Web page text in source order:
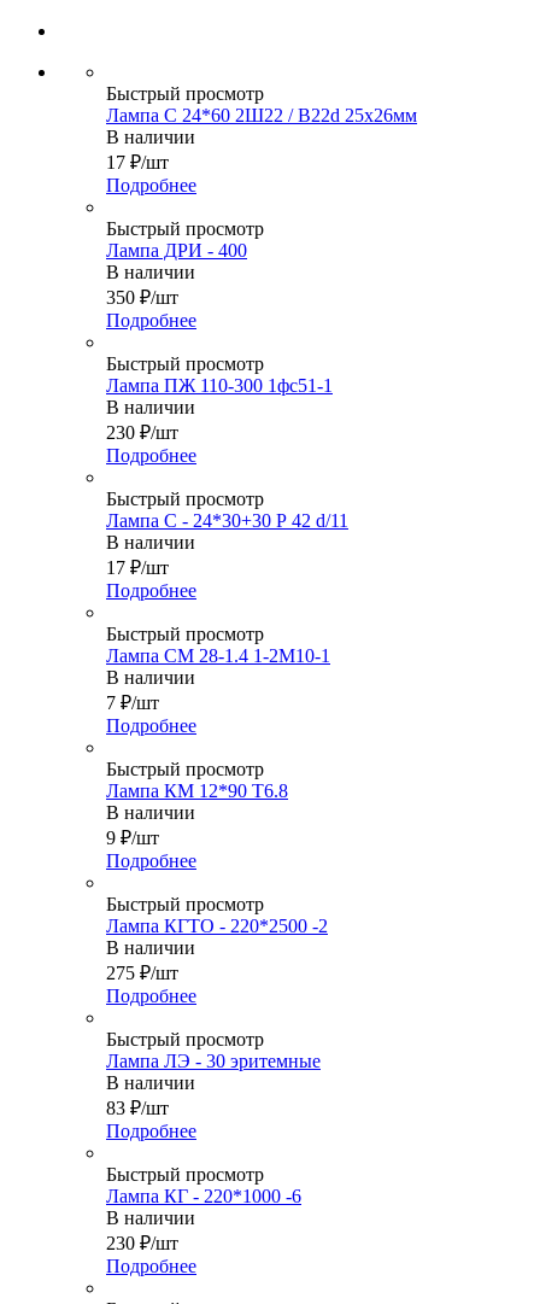
Быстрый просмотр
Лампа С 24*60 2Ш22 / B22d 25х26мм
В наличии
17 ₽/шт
Подробнее
Быстрый просмотр
Лампа ДРИ - 400
В наличии
350 ₽/шт
Подробнее
Быстрый просмотр
Лампа ПЖ 110-300 1фс51-1
В наличии
230 ₽/шт
Подробнее
Быстрый просмотр
Лампа С - 24*30+30 Р 42 d/11
В наличии
17 ₽/шт
Подробнее
Быстрый просмотр
Лампа СМ 28-1.4 1-2М10-1
В наличии
7 ₽/шт
Подробнее
Быстрый просмотр
Лампа КМ 12*90 Т6.8
В наличии
9 ₽/шт
Подробнее
Быстрый просмотр
Лампа КГТО - 220*2500 -2
В наличии
275 ₽/шт
Подробнее
Быстрый просмотр
Лампа ЛЭ - 30 эритемные
В наличии
83 ₽/шт
Подробнее
Быстрый просмотр
Лампа КГ - 220*1000 -6
В наличии
230 ₽/шт
Подробнее